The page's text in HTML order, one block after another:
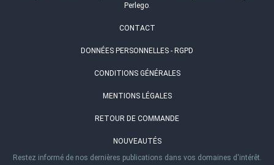
Perlego.
CONTACT
DONNÉES PERSONNELLES - RGPD
CONDITIONS GÉNÉRALES
MENTIONS LÉGALES
RETOUR DE COMMANDE
NOUVEAUTÉS
Restez informé de nos dernières publications dans vos domaines d'intérêt.